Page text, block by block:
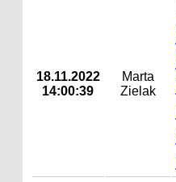
18.11.2022
14:00:39
Marta
Zielak